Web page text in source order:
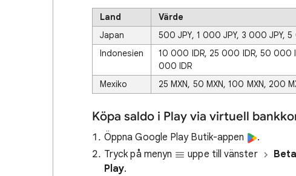
Land
Värde
Japan
500 JPY, 1 000 JPY, 3 000 JPY,
Indonesien
10 000 IDR, 25 000 IDR, 50 000
000 IDR
Mexiko
25 MXN, 50 MXN, 100 MXN, 200
Köpa saldo i Play via virtuell
Öppna Google Play Butik-appen
.
Tryck på menyn
uppe till vänster
Play.